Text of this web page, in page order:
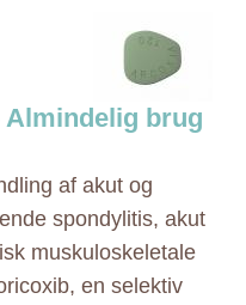
brug
af akut og
spondylitis, akut
muskuloskeletale
en selektiv